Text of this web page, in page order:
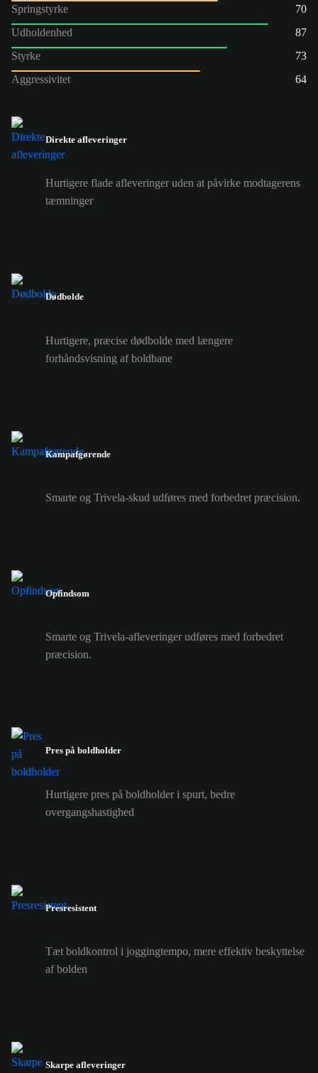
Springstyrke
70
Udholdenhed
87
Styrke
73
Aggressivitet
64
Direkte afleveringer
Hurtigere flade afleveringer uden at påvirke modtagerens
tæmninger
Dødbolde
Hurtigere, præcise dødbolde med længere
forhåndsvisning af boldbane
Kampafgørende
Smarte og Trivela-skud udføres med forbedret præcision.
Opfindsom
Smarte og Trivela-afleveringer udføres med forbedret
præcision.
Pres på boldholder
Hurtigere pres på boldholder i spurt, bedre
overgangshastighed
Presresistent
Tæt boldkontrol i joggingtempo, mere effektiv beskyttelse
af bolden
Skarpe afleveringer